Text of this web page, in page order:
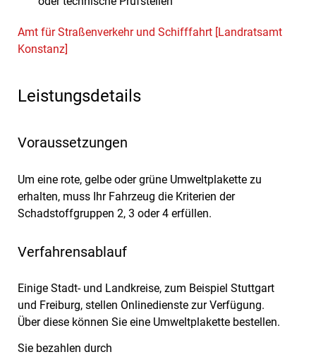
Amt für Straßenverkehr und Schifffahrt [Landratsamt
Konstanz]
Leistungsdetails
Voraussetzungen
Um eine rote, gelbe oder grüne Umweltplakette zu
erhalten, muss Ihr Fahrzeug die Kriterien der
Schadstoffgruppen 2, 3 oder 4 erfüllen.
Verfahrensablauf
Einige Stadt- und Landkreise, zum Beispiel Stuttgart
und Freiburg, stellen Onlinedienste zur Verfügung.
Über diese können Sie eine Umweltplakette bestellen.
Sie bezahlen durch